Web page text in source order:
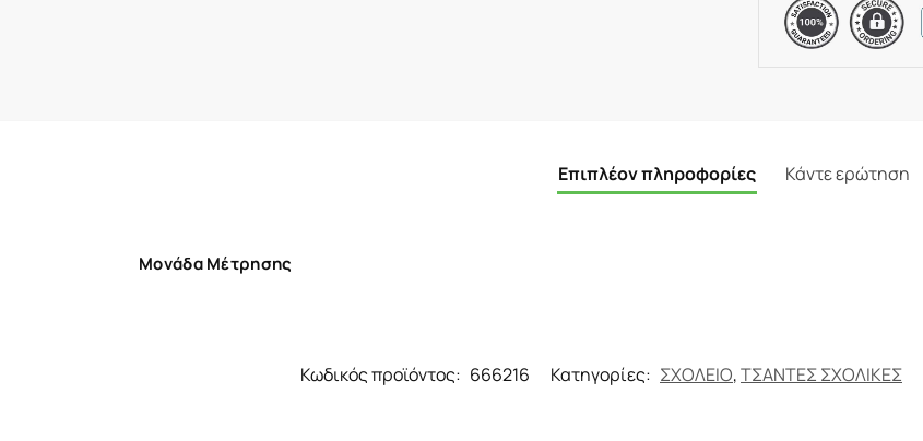
Επιπλέον πληροφορίες Κάντε ερώτηση
Μονάδα Μέτρησης
Κωδικός προϊόντος: 666216 Κατηγορίες: ΣΧΟΛΕΙΟ,ΤΣΑΝΤΕΣ ΣΧΟΛΙΚΕΣ